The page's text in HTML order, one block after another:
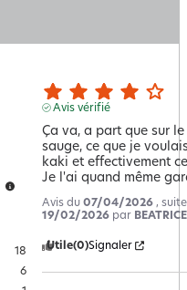
18
6
Avis vérifié
Ça va, a part que sur
sauge, ce que je
kaki et effectivement
Je l'ai quand même
Avis du 07/04/2026 ,
19/02/2026 par
Utile(0)Signaler